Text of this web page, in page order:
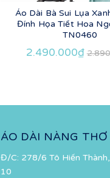
Áo Dài Bà Sui Lụa
Đính Họa Tiết Hoa
TN0460
2.490.000₫
ÁO DÀI NÀNG THƠ
Đ/C: 278/6 Tô Hiến
10